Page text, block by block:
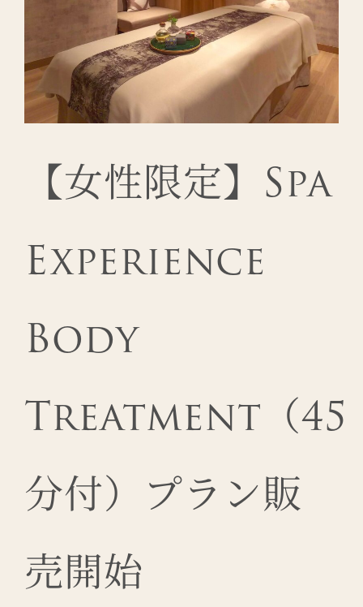
始
【女性限定】Spa
Experience
Body
Treatment（45
分付）プラン販
売開始